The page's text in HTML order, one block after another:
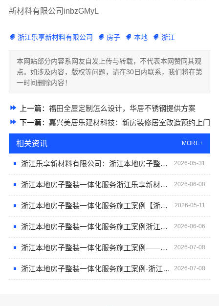
新材料有限公司inbzGMyL
浙江乐享新材料有限公司 房子 本地 浙江
本网站部分内容系网友自发上传与转载，不代表本网赞同其观
点。如涉及内容，版权等问题，请在30日内联系，我们将在第
一时间删除内容！
上一篇： 福田全屋定制怎么设计，华居不锈钢提供方案
下一篇： 嘉兴美居乐建材科技：新房装修居室改造预约上门
相关资讯 MORE+
浙江乐享新材料有限公司：浙江本地房子整装一体化服务施工案例 2026-05-31
浙江本地房子整装一体化服务浙江乐享新材料有限公司施工案例 2026-06-08
浙江本地房子整装一体化服务施工案例【浙江乐享新材料有限公司】 2026-05-11
浙江本地房子整装一体化服务施工案例浙江乐享新材料有限公司 2026-06-06
浙江本地房子整装一体化服务施工案例——浙江乐享新材料有限公司 2026-07-08
浙江本地房子整装一体化服务施工案例-浙江乐享新材料有限公司 2026-07-08